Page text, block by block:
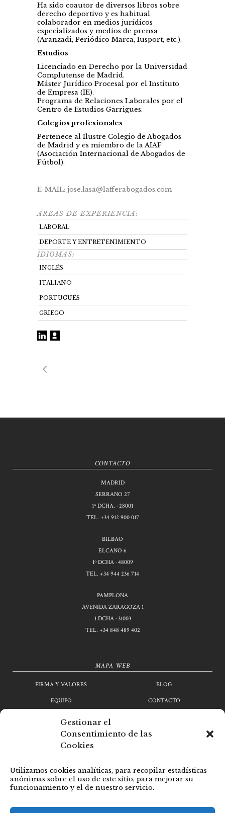
Gestionar el
Consentimiento de las
Cookies
Utilizamos cookies analíticas, para recopilar estadísticas
anónimas sobre el uso de este sitio, para mejorar su
funcionamiento y el de nuestro servicio.
Ha sido coautor de diversos libros sobre
derecho deportivo y es habitual
colaborador en medios jurídicos
especializados y medios de prensa
(Aranzadi, Periódico Marca, Iusport, etc.).
Estudios
Licenciado en Derecho por la Universidad
Complutense de Madrid.
Máster Jurídico Procesal por el Instituto
de Empresa (IE).
Programa de Relaciones Laborales por el
Centro de Estudios Garrigues.
Colegios profesionales
Pertenece al Ilustre Colegio de Abogados
de Madrid y es miembro de la AIAF
(Asociación Internacional de Abogados de
Fútbol).
E-MAIL: jose.lasa@lafferabogados.com
ÁREAS DE EXPERIENCIA:
LABORAL
DEPORTE Y ENTRETENIMIENTO
IDIOMAS:
INGLÉS
ITALIANO
PORTUGUÉS
GRIEGO
CONTACTO
MADRID
SERRANO 27
1º DCHA. · 28001
TEL. +34 912 900 017
BILBAO
ELCANO 6
1º DCHA · 48009
TEL. +34 944 236 714
PAMPLONA
AVENIDA ZARAGOZA 1
1 DCHA · 31003
TEL. +34 848 489 402
MAPA WEB
FIRMA Y VALORES
EQUIPO
BLOG
CONTACTO
POLÍTICA DE PRIVACIDAD
POLITICA DE COOKIES
AVISO LEGAL